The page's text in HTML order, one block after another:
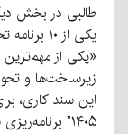
طالبی در بخش
یکی از
«یکی از
زیرساخت‌ها و
۱۴۰۵” برنامه‌ریزی شده است.»